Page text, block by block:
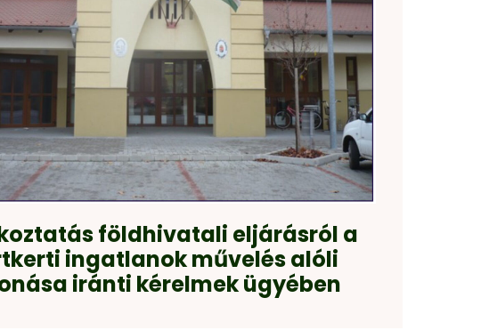
földhivatali eljárásról a
ingatlanok művelés alóli
iránti kérelmek ügyében